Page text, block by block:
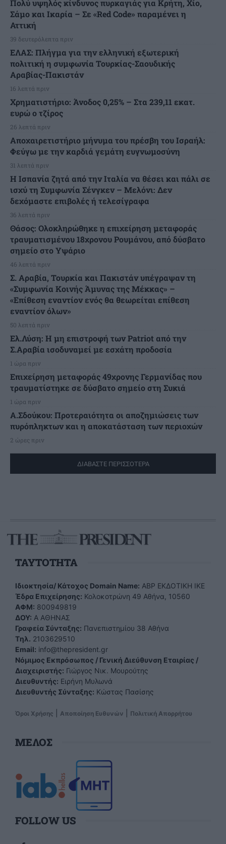
Πολύ υψηλός κίνδυνος πυρκαγιάς για Κρήτη, Χίο,
Σάμο και Ικαρία – Σε «Red Code» παραμένει η
Αττική
39 δευτερόλεπτα πριν
ΕΛΑΣ: Πλήγμα για την ελληνική εξωτερική
πολιτική η συμφωνία Τουρκίας-Σαουδικής
Αραβίας-Πακιστάν
16 λεπτά πριν
Χρηματιστήριο: Άνοδος 0,25% – Στα 239,11 εκατ.
ευρώ ο τζίρος
26 λεπτά πριν
Αποχαιρετιστήριο μήνυμα του πρέσβη του Ισραήλ:
Φεύγω με την καρδιά γεμάτη ευγνωμοσύνη
31 λεπτά πριν
H Ισπανία ζητά από την Ιταλία να θέσει και πάλι σε
ισχύ τη Συμφωνία Σένγκεν – Μελόνι: Δεν
δεχόμαστε επιβολές ή τελεσίγραφα
36 λεπτά πριν
Θάσος: Ολοκληρώθηκε η επιχείρηση μεταφοράς
τραυματισμένου 18χρονου Ρουμάνου, από δύσβατο
σημείο στο Υψάριο
46 λεπτά πριν
Σ. Αραβία, Τουρκία και Πακιστάν υπέγραψαν τη
«Συμφωνία Κοινής Άμυνας της Μέκκας» –
«Επίθεση εναντίον ενός θα θεωρείται επίθεση
εναντίον όλων»
50 λεπτά πριν
Ελ.Λύση: Η μη επιστροφή των Patriot από την
Σ.Αραβία ισοδυναμεί με εσχάτη προδοσία
1 ώρα πριν
Επιχείρηση μεταφοράς 49χρονης Γερμανίδας που
τραυματίστηκε σε δύσβατο σημείο στη Συκιά
1 ώρα πριν
Α.Σδούκου: Προτεραιότητα οι αποζημιώσεις των
πυρόπληκτων και η αποκατάσταση των περιοχών
2 ώρες πριν
ΔΙΑΒΑΣΤΕ ΠΕΡΙΣΣΟΤΕΡΑ
TAYTOTHTA
Ιδιοκτησία/ Κάτοχος Domain Name: ΑBP ΕΚΔΟΤΙΚΗ ΙΚΕ
Έδρα Επιχείρησης: Κολοκοτρώνη 49 Αθήνα, 10560
ΑΦΜ: 800949819
ΔΟΥ: Α ΑΘΗΝΑΣ
Γραφεία Σύνταξης: Πανεπιστημίου 38 Αθήνα
Tηλ. 2103629510
Email: info@thepresident.gr
Νόμιμος Εκπρόσωπος / Γενική Διεύθυνση Εταιρίας /
Διαχειριστής: Γιώργος Νικ. Μουρούτης
Διευθυντής: Ειρήνη Μυλωνά
Διευθυντής Σύνταξης: Κώστας Πασίσης
Όροι Χρήσης Αποποίηση Ευθυνών Πολιτική Απορρήτου
ΜΕΛΟΣ
FOLLOW US